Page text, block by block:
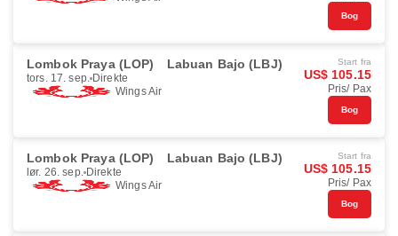
Bog
Lombok Praya (LOP) Labuan Bajo (LBJ)
tors. 17. sep. Direkte
Wings Air
Start fra
US$ 105.15
Pris/ Pax
Bog
Lombok Praya (LOP) Labuan Bajo (LBJ)
lør. 26. sep. Direkte
Wings Air
Start fra
US$ 105.15
Pris/ Pax
Bog